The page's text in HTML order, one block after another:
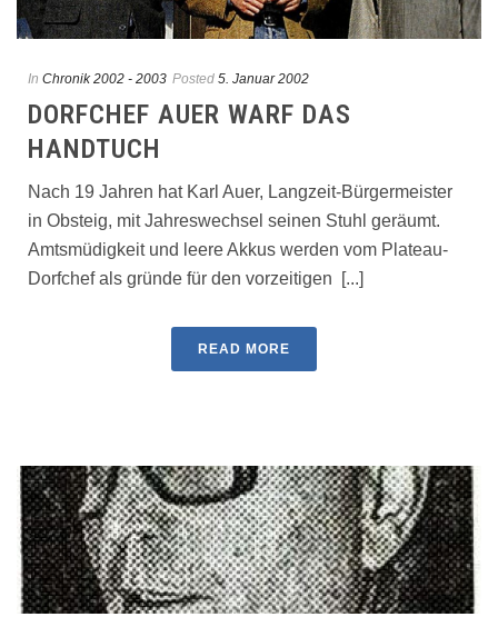
In Chronik 2002 - 2003 Posted 5. Januar 2002
DORFCHEF AUER WARF DAS
HANDTUCH
Nach 19 Jahren hat Karl Auer, Langzeit-Bürgermeister
in Obsteig, mit Jahreswechsel seinen Stuhl geräumt.
Amtsmüdigkeit und leere Akkus werden vom Plateau-
Dorfchef als gründe für den vorzeitigen [...]
READ MORE